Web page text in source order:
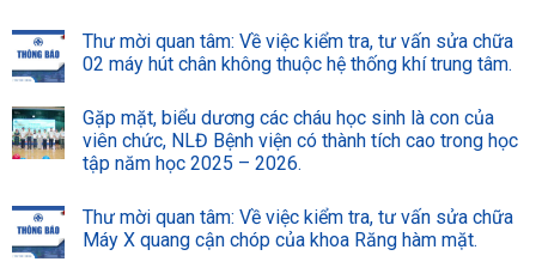
Thư mời quan tâm: Về việc kiểm tra, tư vấn sửa chữa
02 máy hút chân không thuộc hệ thống khí trung tâm.
Gặp mặt, biểu dương các cháu học sinh là con của
viên chức, NLĐ Bệnh viện có thành tích cao trong học
tập năm học 2025 – 2026.
Thư mời quan tâm: Về việc kiểm tra, tư vấn sửa chữa
Máy X quang cận chóp của khoa Răng hàm mặt.